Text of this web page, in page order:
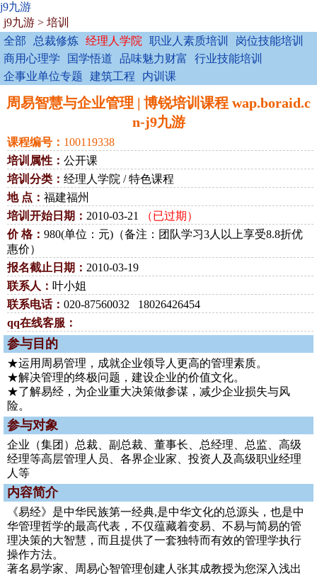
j9九游
j9九游 > 培训
全部
总裁修炼 经理人学院 职业人素质培训
岗位技能培训
商用心理学
国学悟道 品味魅力财富
行业技能培训
企事业单位专题
建筑工程 内训课
周易智慧与企业管理 | 博锐培训课程 wap.boraid.c
n-j9九游
课程编号： 100119338
培训属性： 公开课
培训分类： 经理人学院 / 特色课程
地 点： 福建福州
培训开始日期： 2010-03-21
（已过期）
价 格： 980(单位：元)（备注：团队学习3人以上享受8.8折优
惠价）
报名截止日期： 2010-03-19
联系人： 叶小姐
联系电话： 020-87560032 18026426454
qq在线客服：
参与目的
★运用周易管理，成就企业领导人更高的管理素质。
★解决管理的终极问题，建设企业的价值文化。
★了解易经，为企业重大决策做参谋，减少企业损失与风
险。
参与对象
企业（集团）总裁、副总裁、董事长、总经理、总监、高级
经理等高层管理人员、各界企业家、投资人及高级职业经理
人等
内容简介
《易经》是中华民族第一经典,是中华文化的总源头，也是中
华管理哲学的最高代表，不仅蕴藏着变易、不易与简易的管
理决策的大智慧，而且提供了一套独特而有效的管理学执行
操作方法。
著名易学家、周易心智管理创建人张其成教授为您深入浅出